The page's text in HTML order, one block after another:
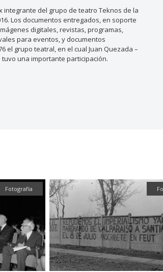
integrante del grupo de teatro Teknos de la
Los documentos entregados, en soporte
digitales, revistas, programas,
para eventos, y documentos
el grupo teatral, en el cual Juan Quezada –
una importante participación.
Fotografía